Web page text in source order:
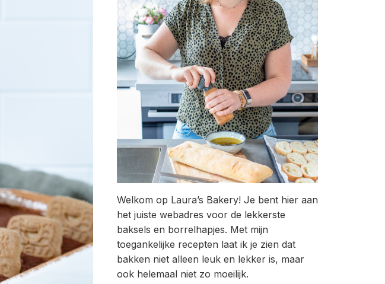
Welkom op Laura’s Bakery! Je bent hier aan
het juiste webadres voor de lekkerste
baksels en borrelhapjes. Met mijn
toegankelijke recepten laat ik je zien dat
bakken niet alleen leuk en lekker is, maar
ook helemaal niet zo moeilijk.